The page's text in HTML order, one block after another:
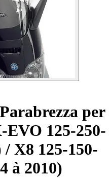
Parabrezza per
EVO 125-250-
/ X8 125-150-
à 2010)